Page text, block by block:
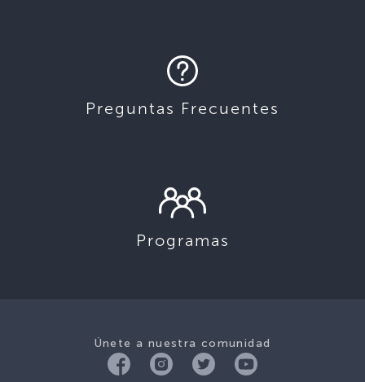
Preguntas Frecuentes
Programas
Únete a nuestra comunidad